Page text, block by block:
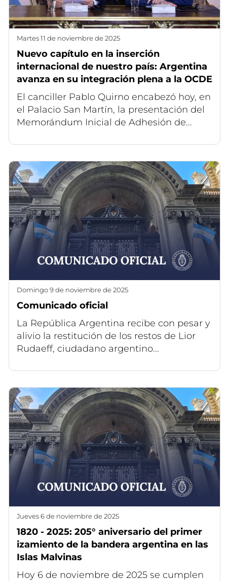
martes 11 de noviembre de 2025
Nuevo capítulo en la inserción
internacional de nuestro país: Argentina
avanza en su integración plena a la OCDE
El canciller Pablo Quirno encabezó hoy, en
el Palacio San Martín, la presentación del
Memorándum Inicial de Adhesión de...
domingo 9 de noviembre de 2025
Comunicado oficial
La República Argentina recibe con pesar y
alivio la restitución de los restos de Lior
Rudaeff, ciudadano argentino...
jueves 6 de noviembre de 2025
1820 - 2025: 205° aniversario del primer
izamiento de la bandera argentina en las
Islas Malvinas
Hoy 6 de noviembre de 2025 se cumplen